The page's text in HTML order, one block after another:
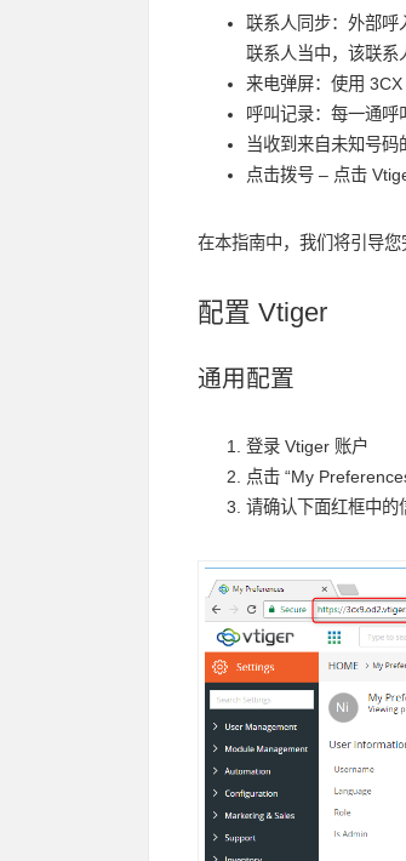
联系人同步：外部呼
联系人当中，该联系
来电弹屏：使用
呼叫记录：每一通呼
当收到来自未知号码
点击拨号 – 点击
在本指南中，我们将引导您
配置 Vtiger
通用配置
登录 Vtiger 账户
点击 “My
请确认下面红框中的